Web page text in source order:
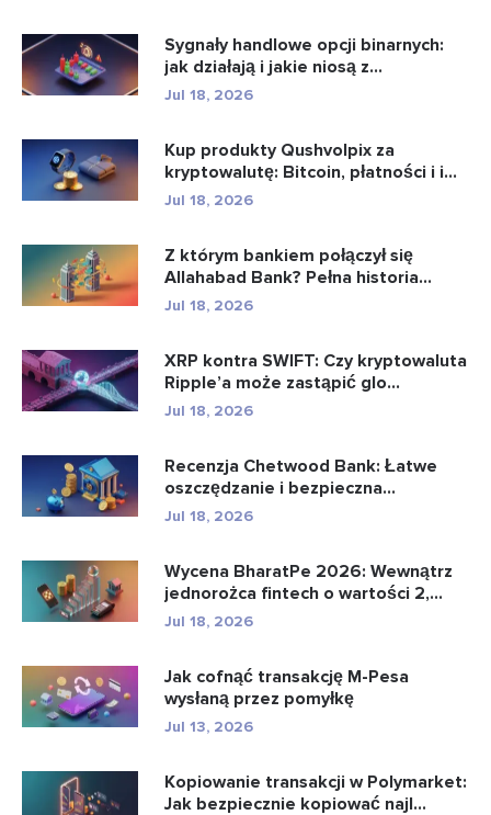
Sygnały handlowe opcji binarnych:
jak działają i jakie niosą z...
Jul 18, 2026
Kup produkty Qushvolpix za
kryptowalutę: Bitcoin, płatności i i...
Jul 18, 2026
Z którym bankiem połączył się
Allahabad Bank? Pełna historia...
Jul 18, 2026
XRP kontra SWIFT: Czy kryptowaluta
Ripple’a może zastąpić glo...
Jul 18, 2026
Recenzja Chetwood Bank: Łatwe
oszczędzanie i bezpieczna
bankowo�...
Jul 18, 2026
Wycena BharatPe 2026: Wewnątrz
jednorożca fintech o wartości 2,...
Jul 18, 2026
Jak cofnąć transakcję M-Pesa
wysłaną przez pomyłkę
Jul 13, 2026
Kopiowanie transakcji w Polymarket:
Jak bezpiecznie kopiować najl...